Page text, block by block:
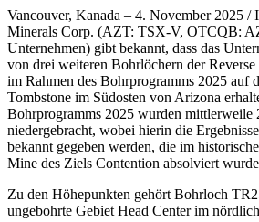
Vancouver, Kanada – 4. November 2025 /
Minerals Corp. (AZT: TSX-V, OTCQB:
Unternehmen) gibt bekannt, dass das
von drei weiteren Bohrlöchern der
im Rahmen des Bohrprogramms 2025 auf
Tombstone im Südosten von Arizona
Bohrprogramms 2025 wurden mittlerweile
niedergebracht, wobei hierin die
bekannt gegeben werden, die im
Mine des Ziels Contention absolviert
Zu den Höhepunkten gehört Bohrloch
ungebohrte Gebiet Head Center im